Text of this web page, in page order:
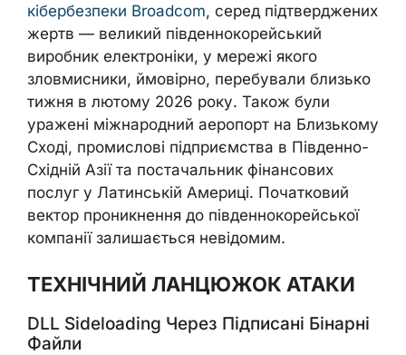
кібербезпеки Broadcom, серед підтверджених
жертв — великий південнокорейський
виробник електроніки, у мережі якого
зловмисники, ймовірно, перебували близько
тижня в лютому 2026 року. Також були
уражені міжнародний аеропорт на Близькому
Сході, промислові підприємства в Південно-
Східній Азії та постачальник фінансових
послуг у Латинській Америці. Початковий
вектор проникнення до південнокорейської
компанії залишається невідомим.
ТЕХНІЧНИЙ ЛАНЦЮЖОК АТАКИ
DLL Sideloading Через Підписані Бінарні
Файли